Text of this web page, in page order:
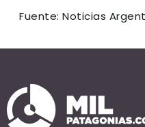
Fuente: Noticias